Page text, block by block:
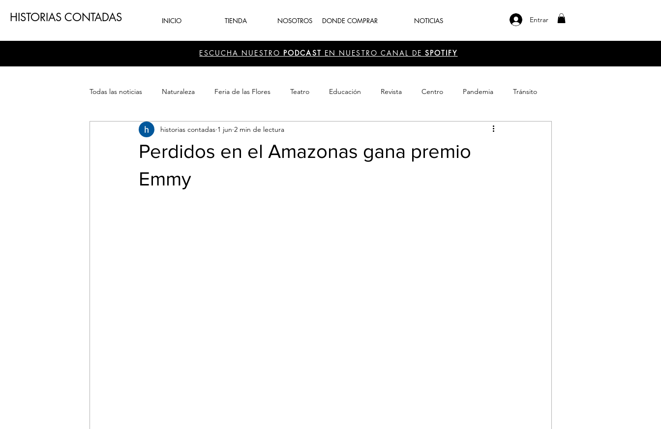
HISTORIAS CONTADAS INICIO TIENDA NOSOTROS DONDE COMPRAR NOTICIAS Entrar
ESCUCHA NUESTRO PODCAST EN NUESTRO CANAL DE SPOTIFY
Todas las noticias Naturaleza Feria de las Flores Teatro Educación Revista Centro Pandemia Tránsito
Patrimonio Sector Cultura Recreación Emprendimiento
Perdidos en el Amazonas gana premio
Emmy
historias contadas 1 jun 2 min de lectura